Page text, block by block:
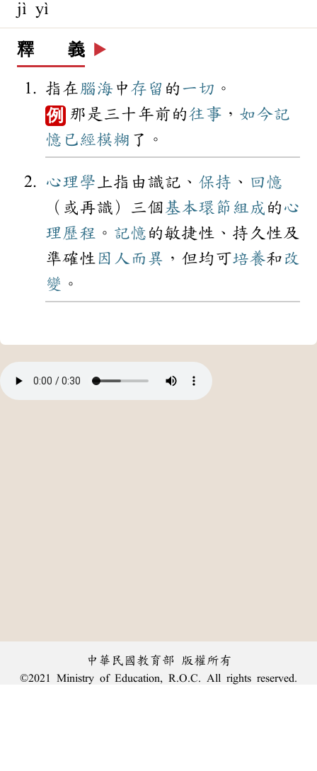
jì yì
釋 義 ▶️
指在腦海 中 存留 的 一切 。
例 那是三十年前的往事 ， 如今記
憶 已經模糊 了。
心理學 上指由識記、 保持 、 回憶
（或再識）三個 基本環節 組成 的 心
理歷程 。 記憶 的敏捷性、持久性及
準確性因人而異 ，但均可培養和 改
變 。
中華民國教育部 版權所有
©2021 Ministry of Education, R.O.C. All rights reserved.